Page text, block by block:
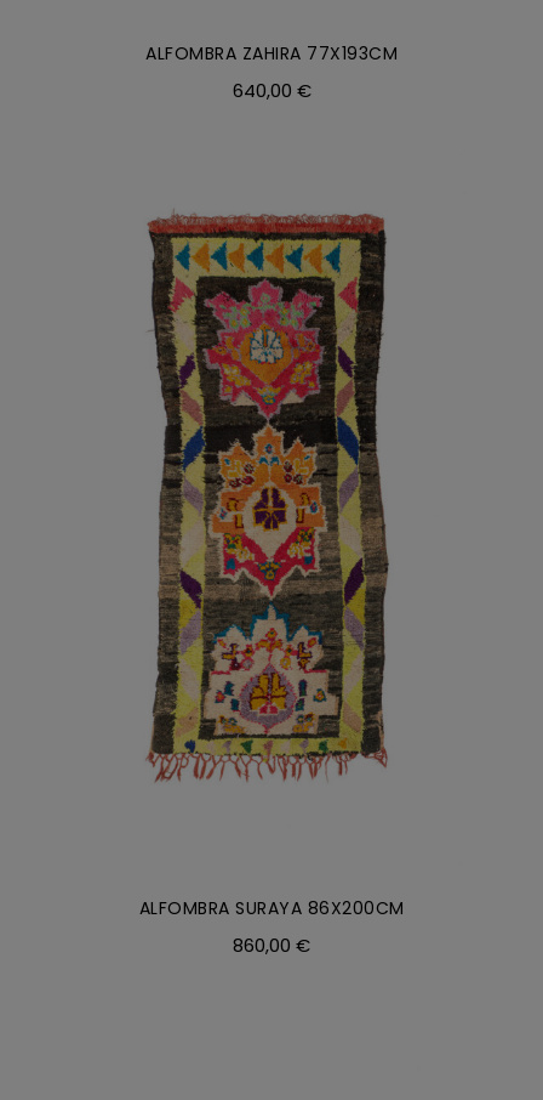
ALFOMBRA ZAHIRA 77X193CM
640,00 €
AÑADIR AL CARRITO / DETALLES
ALFOMBRA SURAYA 86X200CM
860,00 €